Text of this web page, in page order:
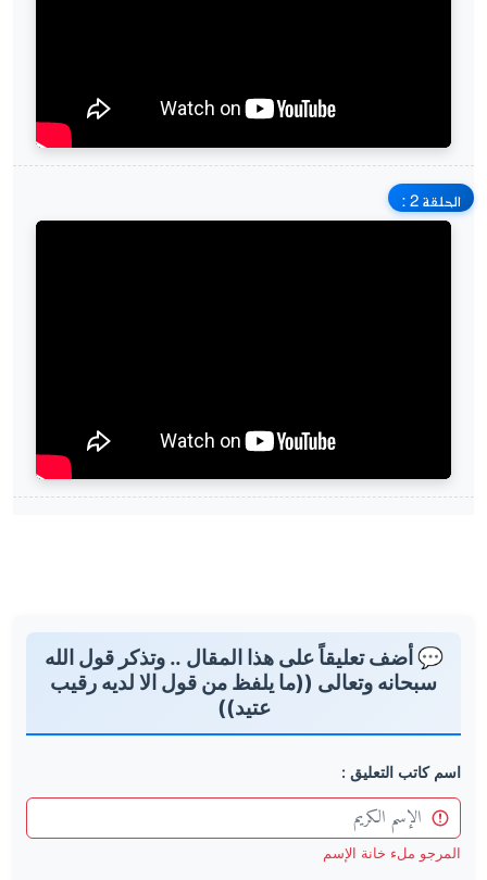
الحلقة 2 :
💬 أضف تعليقاً على هذا المقال .. وتذكر قول الله
سبحانه وتعالى ((ما يلفظ من قول الا لديه رقيب
عتيد))
اسم كاتب التعليق :
المرجو ملء خانة الإسم